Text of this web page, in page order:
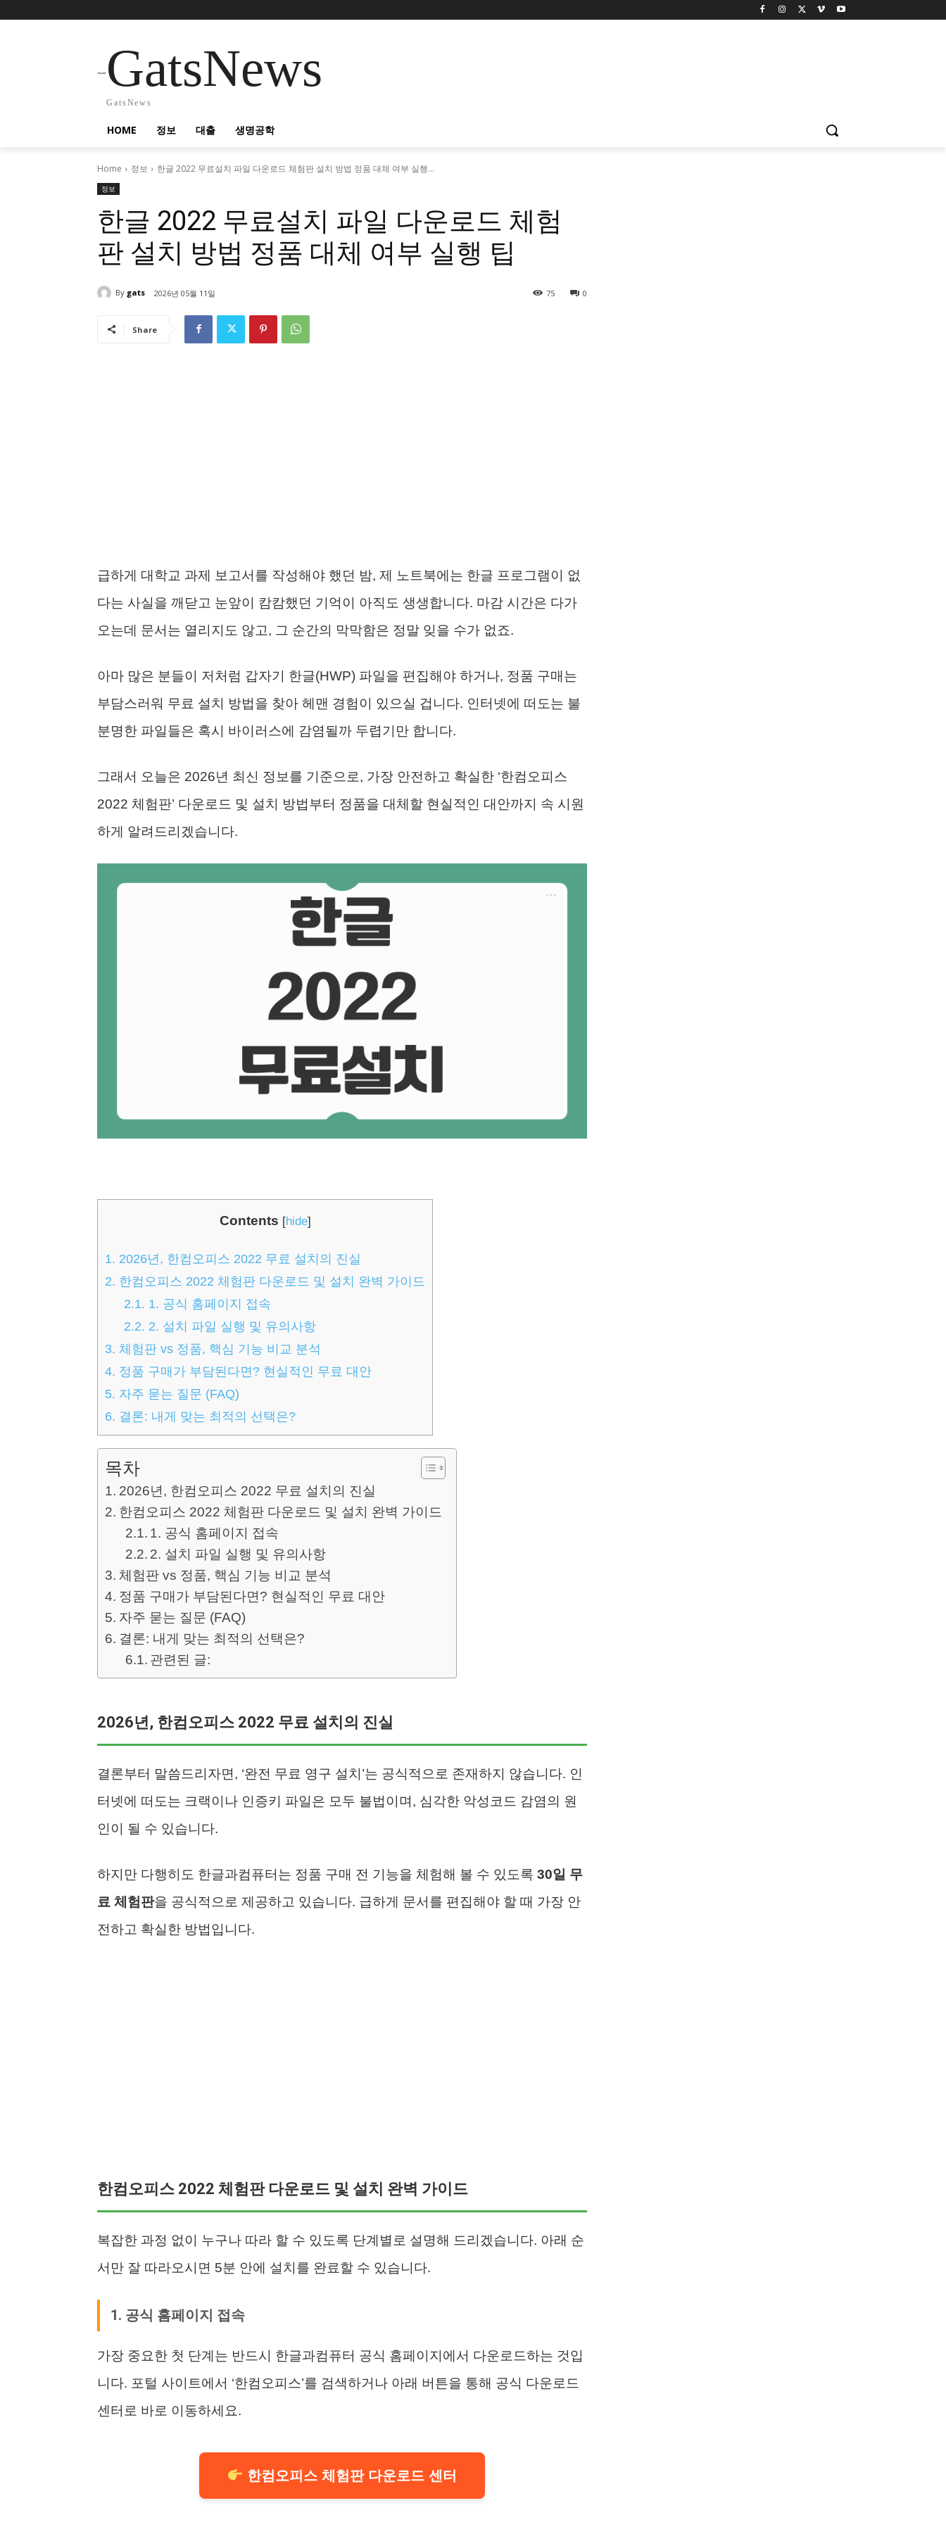
GatsNews
GatsNews
HOME 정보 대출 생명공학
Home 정보 한글 2022 무료설치 파일 다운로드 체험판 설치 방법 정품 대체 여부 실행...
정보
한글 2022 무료설치 파일 다운로드 체험
판 설치 방법 정품 대체 여부 실행 팁
By gats 2026년 05월 11일 0
75
Share
급하게 대학교 과제 보고서를 작성해야 했던 밤, 제 노트북에는 한글 프로그램이 없
다는 사실을 깨닫고 눈앞이 캄캄했던 기억이 아직도 생생합니다. 마감 시간은 다가
오는데 문서는 열리지도 않고, 그 순간의 막막함은 정말 잊을 수가 없죠.
아마 많은 분들이 저처럼 갑자기 한글(HWP) 파일을 편집해야 하거나, 정품 구매는
부담스러워 무료 설치 방법을 찾아 헤맨 경험이 있으실 겁니다. 인터넷에 떠도는 불
분명한 파일들은 혹시 바이러스에 감염될까 두렵기만 합니다.
그래서 오늘은 2026년 최신 정보를 기준으로, 가장 안전하고 확실한 ‘한컴오피스
2022 체험판’ 다운로드 및 설치 방법부터 정품을 대체할 현실적인 대안까지 속 시원
하게 알려드리겠습니다.
Contents [hide]
1. 2026년, 한컴오피스 2022 무료 설치의 진실
2. 한컴오피스 2022 체험판 다운로드 및 설치 완벽 가이드
2.1. 1. 공식 홈페이지 접속
2.2. 2. 설치 파일 실행 및 유의사항
3. 체험판 vs 정품, 핵심 기능 비교 분석
4. 정품 구매가 부담된다면? 현실적인 무료 대안
5. 자주 묻는 질문 (FAQ)
6. 결론: 내게 맞는 최적의 선택은?
목차
2026년, 한컴오피스 2022 무료 설치의 진실
한컴오피스 2022 체험판 다운로드 및 설치 완벽 가이드
1. 공식 홈페이지 접속
2. 설치 파일 실행 및 유의사항
체험판 vs 정품, 핵심 기능 비교 분석
정품 구매가 부담된다면? 현실적인 무료 대안
자주 묻는 질문 (FAQ)
결론: 내게 맞는 최적의 선택은?
관련된 글:
2026년, 한컴오피스 2022 무료 설치의 진실
결론부터 말씀드리자면, ‘완전 무료 영구 설치’는 공식적으로 존재하지 않습니다. 인
터넷에 떠도는 크랙이나 인증키 파일은 모두 불법이며, 심각한 악성코드 감염의 원
인이 될 수 있습니다.
하지만 다행히도 한글과컴퓨터는 정품 구매 전 기능을 체험해 볼 수 있도록 30일 무
료 체험판을 공식적으로 제공하고 있습니다. 급하게 문서를 편집해야 할 때 가장 안
전하고 확실한 방법입니다.
한컴오피스 2022 체험판 다운로드 및 설치 완벽 가이드
복잡한 과정 없이 누구나 따라 할 수 있도록 단계별로 설명해 드리겠습니다. 아래 순
서만 잘 따라오시면 5분 안에 설치를 완료할 수 있습니다.
1. 공식 홈페이지 접속
가장 중요한 첫 단계는 반드시 한글과컴퓨터 공식 홈페이지에서 다운로드하는 것입
니다. 포털 사이트에서 ‘한컴오피스’를 검색하거나 아래 버튼을 통해 공식 다운로드
센터로 바로 이동하세요.
한컴오피스 체험판 다운로드 센터